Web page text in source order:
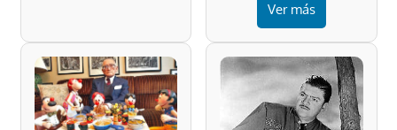
Ver más